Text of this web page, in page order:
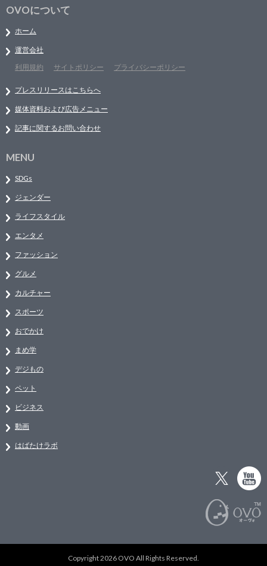
OVOについて
ホーム
運営会社
利用規約
サイトポリシー プライバシーポリシー
プレスリリースはこちらへ
媒体資料および広告メニュー
記事に関するお問い合わせ
MENU
SDGs
ジェンダー
ライフスタイル
エンタメ
ファッション
グルメ
カルチャー
スポーツ
おでかけ
まめ学
デジもの
ペット
ビジネス
動画
はばたけラボ
Copyright 2026 OVO All Rights Reserved.